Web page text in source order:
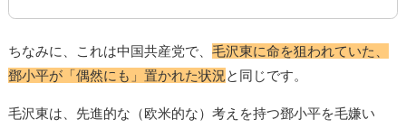
ちなみに、これは中国共産党で、毛沢東に命を狙われていた、
鄧小平が「偶然にも」置かれた状況 と同じです。
毛沢東は、先進的な（欧米的な）考えを持つ鄧小平を毛嫌い